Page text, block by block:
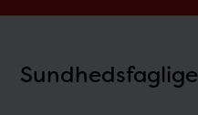
Sundhedsfaglige